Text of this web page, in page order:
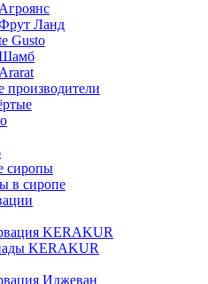
Ланд
Gusto
производители
сиропы
в сиропе
KERAKUR
KERAKUR
Иджеван